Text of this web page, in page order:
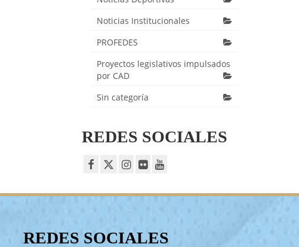
Noticias Institucionales
PROFEDES
Proyectos legislativos impulsados
por CAD
Sin categoría
REDES SOCIALES
REDES SOCIALES